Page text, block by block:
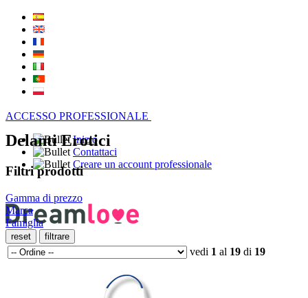
ACCESSO PROFESSIONALE
Inizio
Contattaci
Creare un account professionale
Delanti Erotici
Filtri prodotti
Gamma di prezzo
Marca
Famiglia
vedi 1 al 19 di 19